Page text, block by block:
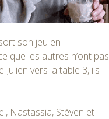
son jeu en
que les autres n’ont pas
vers la table 3, ils
Nastassia, Stéven et